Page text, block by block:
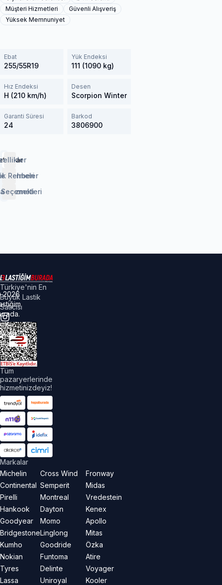
Müşteri Hizmetleri
Güvenli Alışveriş
Yüksek Memnuniyet
Ebat
255/55R19
Yük Endeksi
111 (1090 kg)
Hız Endeksi
H (210 km/h)
Desen
Scorpion Winter
Garanti Süresi
24
Barkod
3806900
Rehberi
Hizmeti
Türkiye'nin En
Büyük Lastik
Satıcısı
Tüm
pazaryerlerinde
hizmetinizdeyiz!
Markalar
Michelin
Continental
Pirelli
Hankook
Goodyear
Bridgestone
Kumho
Nokian
Tyres
Lassa
Cross Wind
Semperit
Montreal
Dayton
Momo
Linglong
Goodride
Funtoma
Delinte
Uniroyal
Fronway
Midas
Vredestein
Kenex
Apollo
Mitas
Özka
Atire
Voyager
Kooler
2026